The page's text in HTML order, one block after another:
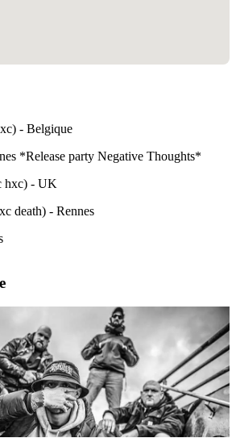
- Belgique
*Release party Negative Thoughts*
hxc) - UK
death) - Rennes